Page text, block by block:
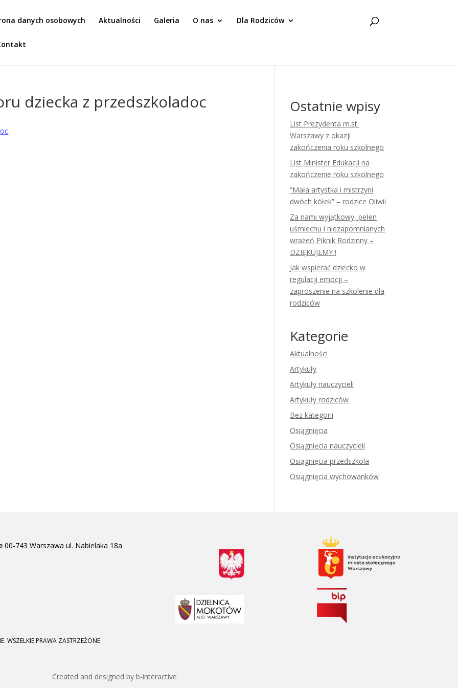
danych osobowych Aktualności Galeria O nas Dla Rodziców
dziecka z przedszkoladoc Ostatnie wpisy
List Prezydenta m.st.
Warszawy z okazji
zakończenia roku szkolnego
List Minister Edukacji na
zakończenie roku szkolnego
“Mała artystka i mistrzyni
dwóch kółek” – rodzice Oliwii
Za nami wyjątkowy, pełen
uśmiechu i niezapomnianych
wrażeń Piknik Rodzinny –
DZIĘKUJEMY !
Jak wspierać dziecko w
regulacji emocji –
zaproszenie na szkolenie dla
rodziców
Kategorie
Aktualności
Artykuły
Artykuły nauczycieli
Artykuły rodziców
Bez kategorii
Osiągnięcia
Osiągnięcia nauczycieli
Osiągnięcia przedszkola
Osiągnięcia wychowanków
00-743 Warszawa ul. Nabielaka 18a
WSZELKIE PRAWA ZASTRZEŻONE.
Created and designed by b-interactive